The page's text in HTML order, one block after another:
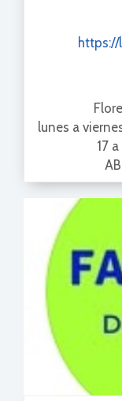
lunes a
17